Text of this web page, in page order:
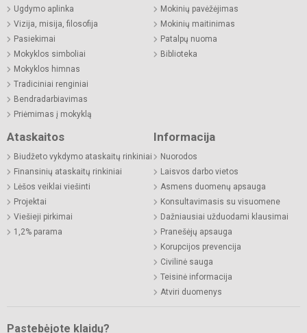
Ugdymo aplinka
Vizija, misija, filosofija
Pasiekimai
Mokyklos simboliai
Mokyklos himnas
Tradiciniai renginiai
Bendradarbiavimas
Priėmimas į mokyklą
Mokinių pavėžėjimas
Mokinių maitinimas
Patalpų nuoma
Biblioteka
Ataskaitos
Biudžeto vykdymo ataskaitų rinkiniai
Finansinių ataskaitų rinkiniai
Lėšos veiklai viešinti
Projektai
Viešieji pirkimai
1,2% parama
Informacija
Nuorodos
Laisvos darbo vietos
Asmens duomenų apsauga
Konsultavimasis su visuomene
Dažniausiai užduodami klausimai
Pranešėjų apsauga
Korupcijos prevencija
Civilinė sauga
Teisinė informacija
Atviri duomenys
Pastebėjote klaidų?